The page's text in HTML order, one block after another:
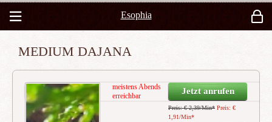
Esophia
MEDIUM DAJANA
Jetzt anrufen
Preis: € 2,39/Min* Preis: €
1,91/Min*
meistens Abends
erreichbar